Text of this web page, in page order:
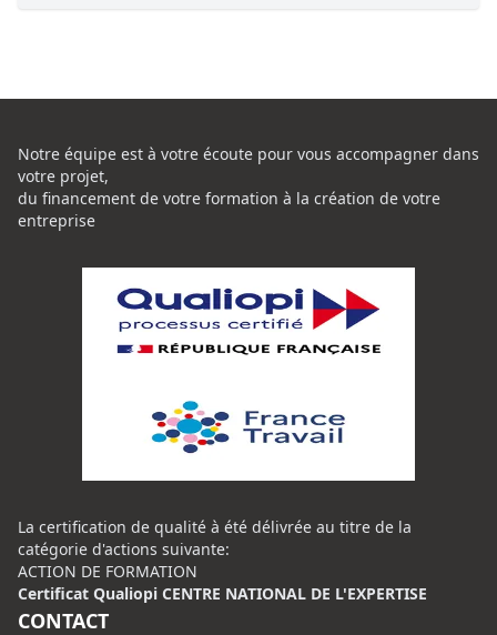
Notre équipe est à votre écoute pour vous accompagner dans
votre projet,
du financement de votre formation à la création de votre
entreprise
La certification de qualité à été délivrée au titre de la
catégorie d'actions suivante:
ACTION DE FORMATION
Certificat Qualiopi CENTRE NATIONAL DE L'EXPERTISE
CONTACT